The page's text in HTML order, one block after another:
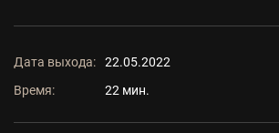
Дата выхода:
22.05.2022
Время:
22 мин.